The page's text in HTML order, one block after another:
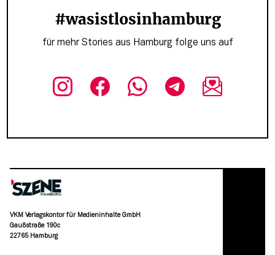
#wasistlosinhamburg
für mehr Stories aus Hamburg folge uns auf
VKM Verlagskontor für Medieninhalte GmbH
Gaußstraße 190c
22765 Hamburg